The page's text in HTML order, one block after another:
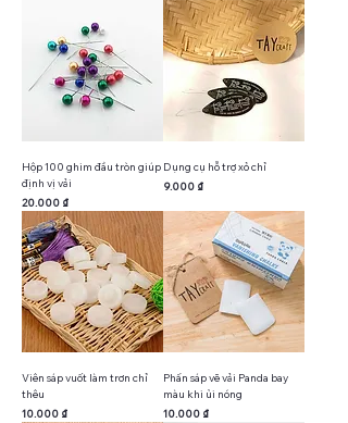
Hộp 100 ghim đầu tròn giúp
định vị vải
Giá
20.000 ₫
Dụng cụ hỗ trợ xỏ chỉ
Giá
9.000 ₫
Viên sáp vuốt làm trơn chỉ
thêu
Giá
10.000 ₫
Phấn sáp vẽ vải Panda bay
màu khi ủi nóng
Giá
10.000 ₫